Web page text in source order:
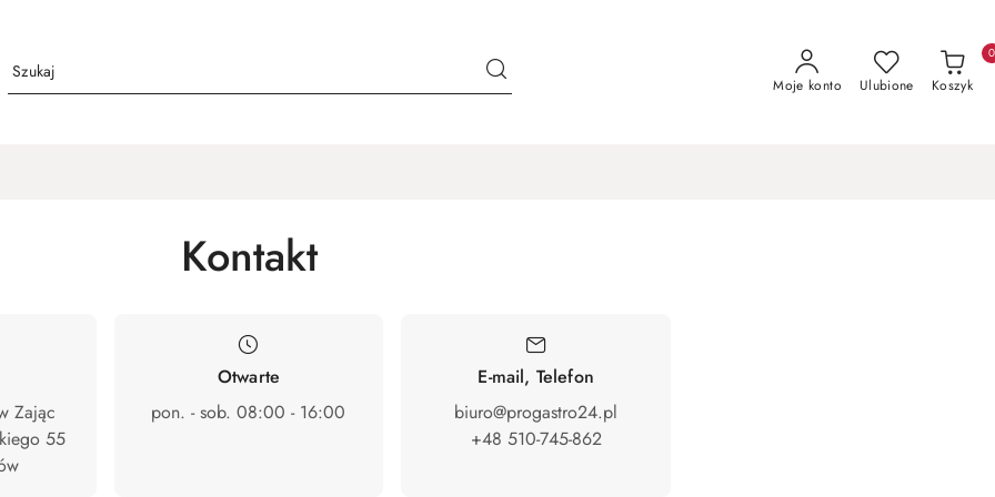
Moje konto Ulubione Koszyk
0
Kontakt
Zając
55
Otwarte
pon. - sob. 08:00 - 16:00
E-mail, Telefon
biuro@progastro24.pl
+48 510-745-862